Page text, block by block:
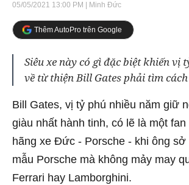
05/05/2021 13:00 PM | Minh Đức
Thêm AutoPro trên Google
Siêu xe này có gì đặc biệt khiến vị
về từ thiện Bill Gates phải tìm
Bill Gates, vị tỷ phú nhiều năm giữ
giàu nhất hành tinh, có lẽ là một
hãng xe Đức - Porsche - khi ông
mẫu Porsche mà không mảy may
Ferrari hay Lamborghini.